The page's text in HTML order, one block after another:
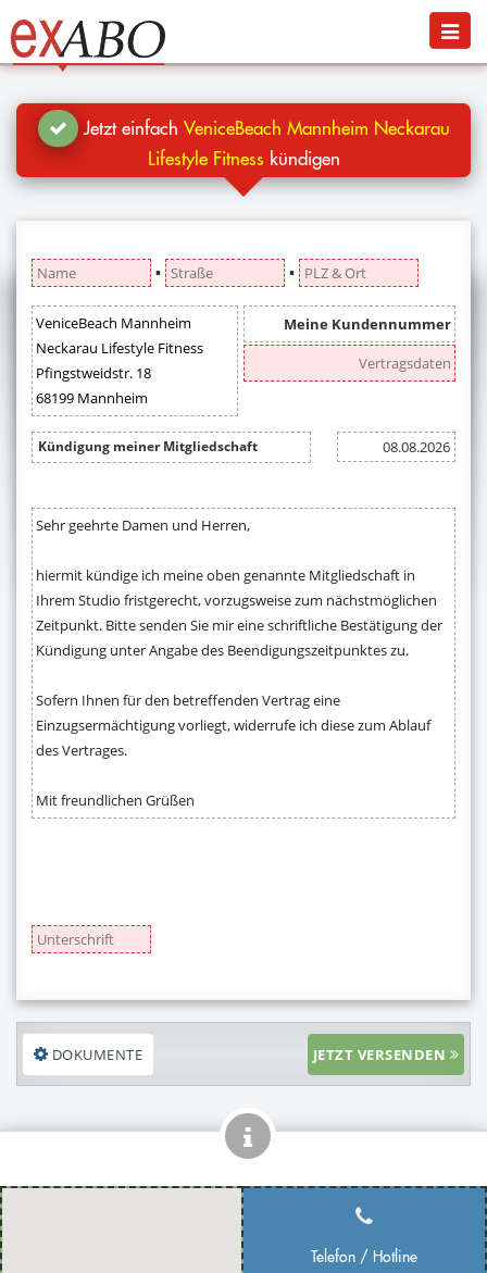
Jetzt kündigen
Blog
Hilfe
Anmelden
Menü
Jetzt einfach VeniceBeach Mannheim Neckarau
Lifestyle Fitness kündigen
▪ ▪
DOKUMENTE JETZT VERSENDEN
Telefon / Hotline